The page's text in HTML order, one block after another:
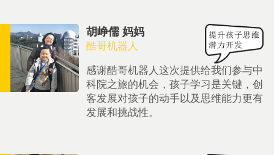
胡峥儒 妈妈
酷哥机器人
感谢酷哥机器人这次提供给我们参与中
科院之旅的机会，孩子学习是关键，创
客发展对孩子的动手以及思维能力更有
发展和挑战性。